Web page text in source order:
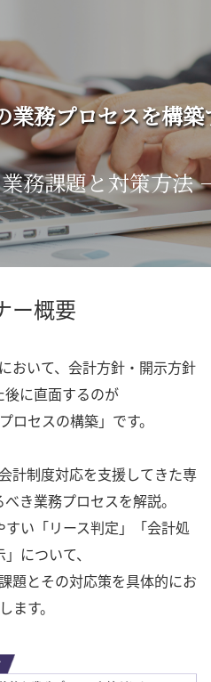
業務プロセスを構築
務課題と対策方法
ー概要
おいて、会計方針・開示方針
後に直面するのが
ロセスの構築」です。
計制度対応を支援してきた専
き業務プロセスを解説。
い「リース判定」「会計処
について、
題とその対応策を具体的にお
ます。